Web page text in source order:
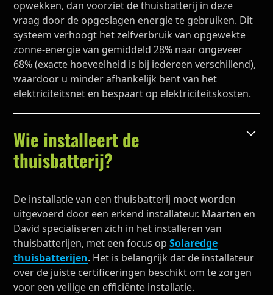
opwekken, dan voorziet de thuisbatterij in deze
vraag door de opgeslagen energie te gebruiken. Dit
systeem verhoogt het zelfverbruik van opgewekte
zonne-energie van gemiddeld 28% naar ongeveer
68% (exacte hoeveelheid is bij iedereen verschillend),
waardoor u minder afhankelijk bent van het
elektriciteitsnet en bespaart op elektriciteitskosten.
Wie installeert de
thuisbatterij?
De installatie van een thuisbatterij moet worden
uitgevoerd door een erkend installateur. Maarten en
David specialiseren zich in het installeren van
thuisbatterijen, met een focus opSolaredge
thuisbatterijen. Het is belangrijk dat de installateur
over de juiste certificeringen beschikt om te zorgen
voor een veilige en efficiënte installatie.